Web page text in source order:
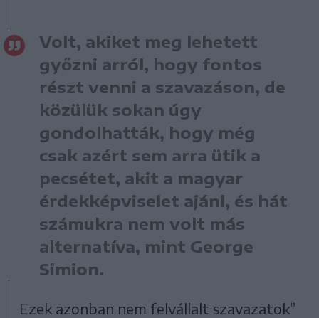
Volt, akiket meg lehetett
győzni arról, hogy fontos
részt venni a szavazáson, de
közülük sokan úgy
gondolhatták, hogy még
csak azért sem arra ütik a
pecsétet, akit a magyar
érdekképviselet ajánl, és hát
számukra nem volt más
alternatíva, mint George
Simion.
Ezek azonban nem felvállalt szavazatok”